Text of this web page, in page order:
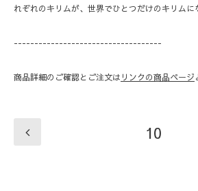
れぞれのキリムが、世界でひとつだけのキリムに
------------------------------------
商品詳細のご確認とご注文は リンクの商品ページ
10